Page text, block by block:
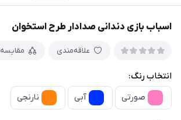
اسباب بازی دندانی صدادار طرح استخوان
علاقه‌مندی مقایسه
انتخاب رنگ:
صورتی آبی نارنجی